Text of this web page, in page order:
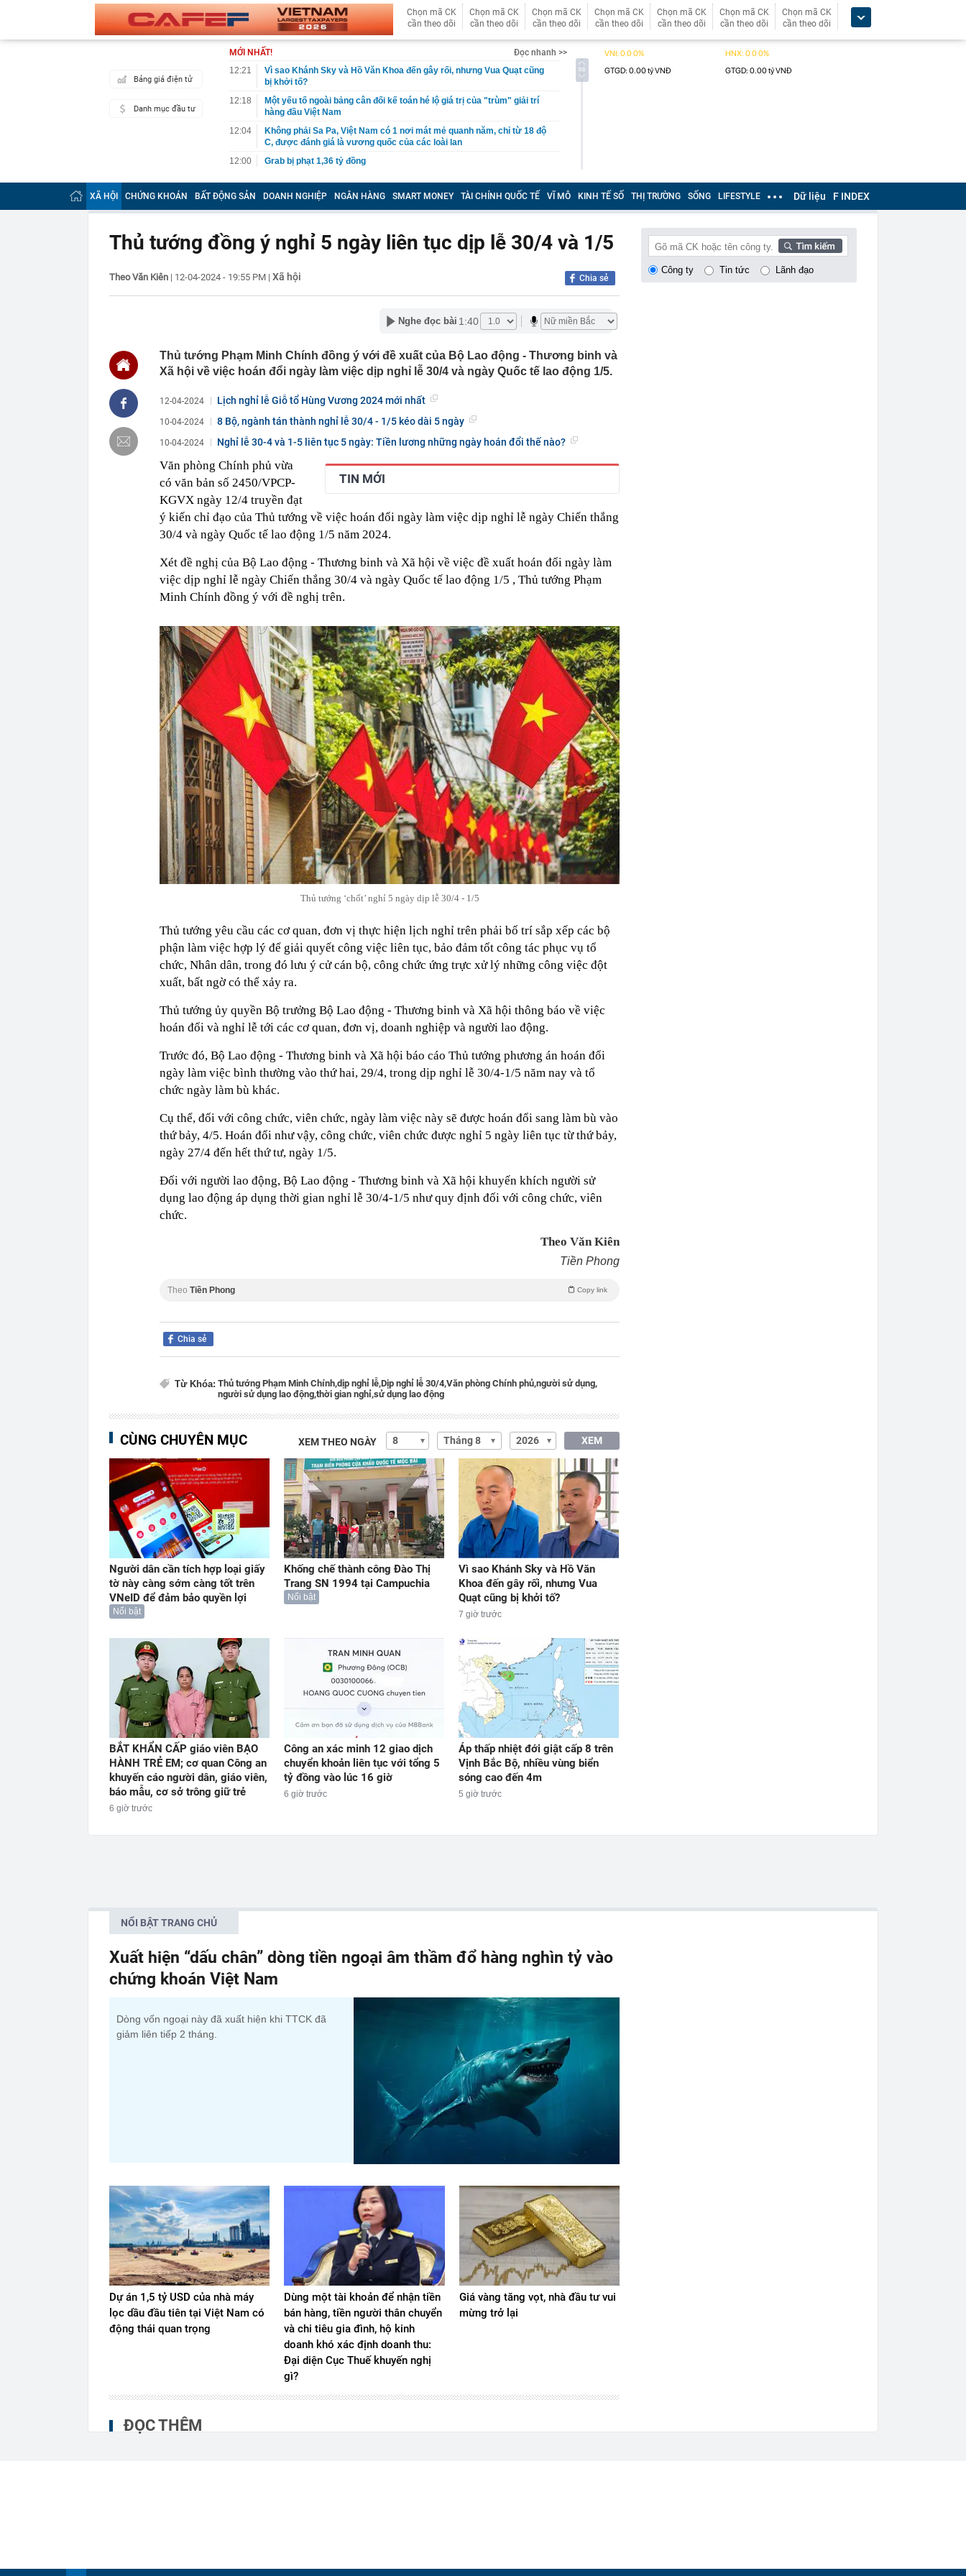
Chọn mã CK
cần theo dõi
Chọn mã CK
cần theo dõi
Chọn mã CK
cần theo dõi
Chọn mã CK
cần theo dõi
Chọn mã CK
cần theo dõi
Chọn mã CK
cần theo dõi
Chọn mã CK
cần theo dõi
Bảng giá điện tử
Danh mục đầu tư
MỚI NHẤT!
Đọc nhanh >>
12:21
Vì sao Khánh Sky và Hồ Văn Khoa đến gây rối, nhưng Vua Quạt cũng
bị khởi tố?
12:18
Một yếu tố ngoài bảng cân đối kế toán hé lộ giá trị của "trùm" giải trí
hàng đầu Việt Nam
12:04
Không phải Sa Pa, Việt Nam có 1 nơi mát mẻ quanh năm, chỉ từ 18 độ
C, được đánh giá là vương quốc của các loài lan
12:00
Grab bị phạt 1,36 tỷ đồng
12:00
BẮT KHẨN CẤP giáo viên BẠO HÀNH TRẺ EM; cơ quan Công an
khuyến cáo người dân, giáo viên, báo mẫu, cơ sở trông giữ trẻ
11:54
Cơ cấu lại vốn nhà nước tại doanh nghiệp, khuyến khích sáp nhập
tê liệt
xuất bán một loại nhiên liệu mới
ty mẹ sắp chi gần 368 tỷ đồng trả cổ tức trong tháng 8
bảng, hạng 1 đẹp hơn cả Lưu Diệc Phi
11:24
Công an xác minh 12 giao dịch chuyển khoản liên tục với tổng 5 tỷ
11:23
Báo cáo việc làm Mỹ bất ngờ giảm, hụt xa ước tính, dự báo khả năng
5 loại thông tin, giấy tờ người dân cần sớm tích hợp vào VNeID để
tránh bỏ lỡ quyền lợi
11:17
Giá vàng nhẫn tăng cao hơn vàng miếng
11:12
Khu nghỉ dưỡng "kỳ lạ" tựa mình vào dãy núi đá vôi ở Phong Nha:
Đường đi bằng tre, nội thất bằng gỗ tái chế, du khách như bước vào
vùng đất cổ xưa
11:10
Cơ quan Thuế thông báo: Tạm hoãn xuất cảnh đối với tất cả những ai
Thiết kế nhà tối ưu công năng cho ngân sách hạn chế
11:08
Mưa lớn vượt công suất thiết kế, Hà Nội giải bài toán chống ngập ra
sao?
XÃ HỘI CHỨNG KHOÁN BẤT ĐỘNG SẢN DOANH NGHIỆP NGÂN HÀNG SMART MONEY TÀI CHÍNH QUỐC TẾ VĨ MÔ KINH TẾ SỐ THỊ TRƯỜNG SỐNG LIFESTYLE Dữ liệu F INDEX
Thủ tướng đồng ý nghỉ 5 ngày liên tục dịp lễ 30/4 và 1/5
Theo Văn Kiên | 12-04-2024 - 19:55 PM | Xã hội Chia sẻ
Nghe đọc bài 1:40
Thủ tướng Phạm Minh Chính đồng ý với đề xuất của Bộ Lao động - Thương binh và
Xã hội về việc hoán đổi ngày làm việc dịp nghỉ lễ 30/4 và ngày Quốc tế lao động 1/5.
12-04-2024 Lịch nghỉ lễ Giỗ tổ Hùng Vương 2024 mới nhất
10-04-2024 8 Bộ, ngành tán thành nghỉ lễ 30/4 - 1/5 kéo dài 5 ngày
10-04-2024 Nghỉ lễ 30-4 và 1-5 liên tục 5 ngày: Tiền lương những ngày hoán đổi thế nào?
TIN MỚI
Văn phòng Chính phủ vừa
có văn bản số 2450/VPCP-
KGVX ngày 12/4 truyền đạt
ý kiến chỉ đạo của Thủ tướng về việc hoán đổi ngày làm việc dịp nghỉ lễ ngày Chiến thắng
30/4 và ngày Quốc tế lao động 1/5 năm 2024.
Xét đề nghị của Bộ Lao động - Thương binh và Xã hội về việc đề xuất hoán đổi ngày làm
việc dịp nghỉ lễ ngày Chiến thắng 30/4 và ngày Quốc tế lao động 1/5 , Thủ tướng Phạm
Minh Chính đồng ý với đề nghị trên.
Thủ tướng ‘chốt’ nghỉ 5 ngày dịp lễ 30/4 - 1/5
Thủ tướng yêu cầu các cơ quan, đơn vị thực hiện lịch nghỉ trên phải bố trí sắp xếp các bộ
phận làm việc hợp lý để giải quyết công việc liên tục, bảo đảm tốt công tác phục vụ tổ
chức, Nhân dân, trong đó lưu ý cử cán bộ, công chức ứng trực xử lý những công việc đột
xuất, bất ngờ có thể xảy ra.
Thủ tướng ủy quyền Bộ trưởng Bộ Lao động - Thương binh và Xã hội thông báo về việc
hoán đổi và nghỉ lễ tới các cơ quan, đơn vị, doanh nghiệp và người lao động.
Trước đó, Bộ Lao động - Thương binh và Xã hội báo cáo Thủ tướng phương án hoán đổi
ngày làm việc bình thường vào thứ hai, 29/4, trong dịp nghỉ lễ 30/4-1/5 năm nay và tổ
chức ngày làm bù khác.
Cụ thể, đối với công chức, viên chức, ngày làm việc này sẽ được hoán đổi sang làm bù vào
thứ bảy, 4/5. Hoán đổi như vậy, công chức, viên chức được nghỉ 5 ngày liên tục từ thứ bảy,
ngày 27/4 đến hết thứ tư, ngày 1/5.
Đối với người lao động, Bộ Lao động - Thương binh và Xã hội khuyến khích người sử
dụng lao động áp dụng thời gian nghỉ lễ 30/4-1/5 như quy định đối với công chức, viên
chức.
Theo Văn Kiên
Tiền Phong
Theo Tiền Phong Copy link
Chia sẻ
Từ Khóa: Thủ tướng Phạm Minh Chính,dịp nghỉ lễ,Dịp nghỉ lễ 30/4,Văn phòng Chính phủ,người sử dụng,
người sử dụng lao động,thời gian nghỉ,sử dụng lao động
CÙNG CHUYÊN MỤC XEM THEO NGÀY XEM
Người dân cần tích hợp loại giấy
tờ này càng sớm càng tốt trên
VNeID để đảm bảo quyền lợi
Nổi bật
Khống chế thành công Đào Thị
Trang SN 1994 tại Campuchia
Nổi bật
Vì sao Khánh Sky và Hồ Văn
Khoa đến gây rối, nhưng Vua
Quạt cũng bị khởi tố?
7 giờ trước
BẮT KHẨN CẤP giáo viên BẠO
HÀNH TRẺ EM; cơ quan Công an
khuyến cáo người dân, giáo viên,
báo mẫu, cơ sở trông giữ trẻ
6 giờ trước
Công an xác minh 12 giao dịch
chuyển khoản liên tục với tổng 5
tỷ đồng vào lúc 16 giờ
6 giờ trước
Áp thấp nhiệt đới giật cấp 8 trên
Vịnh Bắc Bộ, nhiều vùng biển
sóng cao đến 4m
5 giờ trước
Công ty Tin tức Lãnh đạo
NỔI BẬT TRANG CHỦ
Xuất hiện “dấu chân” dòng tiền ngoại âm thầm đổ hàng nghìn tỷ vào
chứng khoán Việt Nam
Dòng vốn ngoại này đã xuất hiện khi TTCK đã
giảm liên tiếp 2 tháng.
Dự án 1,5 tỷ USD của nhà máy
lọc dầu đầu tiên tại Việt Nam có
động thái quan trọng
Dùng một tài khoản để nhận tiền
bán hàng, tiền người thân chuyển
và chi tiêu gia đình, hộ kinh
doanh khó xác định doanh thu:
Đại diện Cục Thuế khuyến nghị
gì?
Giá vàng tăng vọt, nhà đầu tư vui
mừng trở lại
ĐỌC THÊM